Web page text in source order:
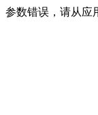
参数错误，请从应